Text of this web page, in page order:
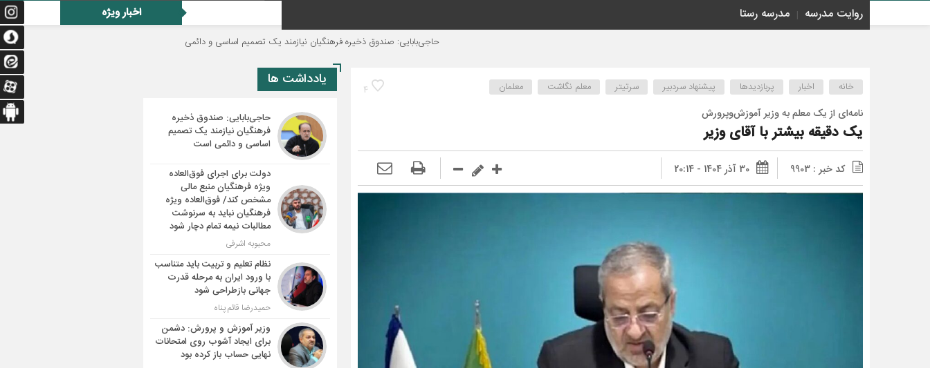
روایت مدرسه
مدرسه رستا اخبار ویژه
حاجی‌بابایی: صندوق ذخیره فرهنگیان نیازمند یک تصمیم اساسی و دائمی است دولت برای اجرای فوق‌العاده ویژه فرهنگیان منبع مالی
4 خانه اخبار پربازدیدها پیشنهاد سردبیر سرتیتر معلم نگاشت معلمان
نامه‌ای از یک معلم به وزیر آموزش‌وپرورش
یک دقیقه بیشتر با آقای وزیر
کد خبر : 9903 30 آذر 1404 - 20:14
یادداشت ها
حاجی‌بابایی: صندوق ذخیره
فرهنگیان نیازمند یک تصمیم
اساسی و دائمی است
دولت برای اجرای فوق‌العاده
ویژه فرهنگیان منبع مالی
مشخص کند/ فوق‌العاده ویژه
فرهنگیان نباید به سرنوشت
مطالبات نیمه‌ تمام دچار شود
محبوبه اشرفی
نظام تعلیم و تربیت باید متناسب
با ورود ایران به مرحله قدرت
جهانی بازطراحی شود
حمیدرضا قائم پناه
وزیر آموزش و پرورش: دشمن
برای ایجاد آشوب روی امتحانات
نهایی حساب باز کرده بود